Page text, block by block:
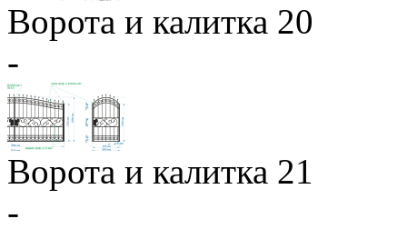
Ворота и калитка 20
-
Ворота и калитка 21
-